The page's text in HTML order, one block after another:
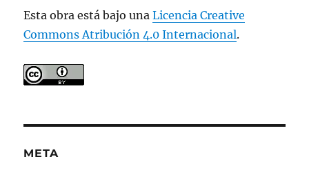
Esta obra está bajo unaLicencia Creative
Commons Atribución 4.0 Internacional.
META